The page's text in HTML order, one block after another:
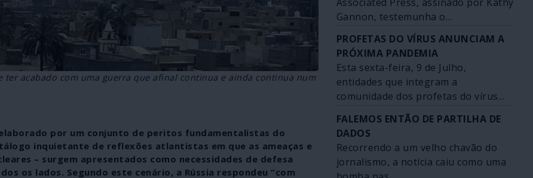
ter acabado com uma guerra que afinal continua e ainda continua num
por um conjunto de peritos fundamentalistas do
inquietante de reflexões atlantistas em que as ameaças e
– surgem apresentados como necessidades de defesa
os lados. Segundo este cenário, a Rússia respondeu “com
Gannon, testemunha o...
PROFETAS DO VÍRUS ANUNCIAM A
PRÓXIMA PANDEMIA
Esta sexta-feira, 9 de Julho,
entidades que integram a
comunidade dos profetas do vírus...
FALEMOS ENTÃO DE PARTILHA DE
DADOS
Recorrendo a um velho chavão do
jornalismo, a notícia caiu como uma